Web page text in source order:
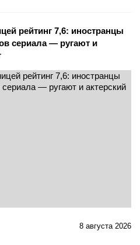
рейтинг 7,6: иностранцы
сериала — ругают и
8 августа 2026